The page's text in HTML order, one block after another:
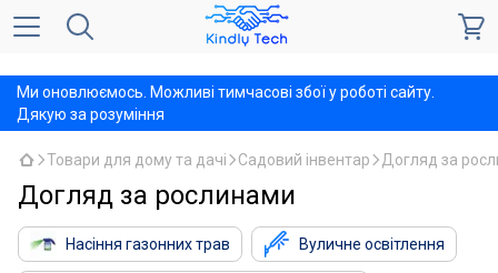
Ми оновлюємось. Можливі тимчасові збої у роботі сайту.
Дякую за розуміння
Товари для дому та дачі Садовий інвентар Догляд за
Догляд за рослинами
Насіння газонних трав Вуличне освітлення